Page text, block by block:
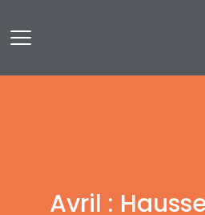
au
contenu
Nos
Crédit immobilier
Assurance emprunteur
Avril :